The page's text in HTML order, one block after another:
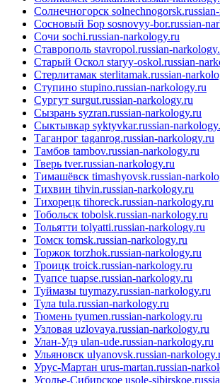
Солнечногорск
Сосновый Бор sosnovyy-bor.russian-
Сочи sochi.russian-narkology.ru
Ставрополь stavropol.russian-
Старый Оскол staryy-oskol.russian-
Стерлитамак sterlitamak.russian-
Ступино stupino.russian-narkology.ru
Сургут surgut.russian-narkology.ru
Сызрань syzran.russian-narkology.ru
Сыктывкар syktyvkar.russian-
Таганрог taganrog.russian-narkology.ru
Тамбов tambov.russian-narkology.ru
Тверь tver.russian-narkology.ru
Тимашёвск timashyovsk.russian-
Тихвин tihvin.russian-narkology.ru
Тихорецк tihoreck.russian-narkology.ru
Тобольск tobolsk.russian-narkology.ru
Тольятти tolyatti.russian-narkology.ru
Томск tomsk.russian-narkology.ru
Торжок torzhok.russian-narkology.ru
Троицк troick.russian-narkology.ru
Туапсе tuapse.russian-narkology.ru
Туймазы tuymazy.russian-narkology.ru
Тула tula.russian-narkology.ru
Тюмень tyumen.russian-narkology.ru
Узловая uzlovaya.russian-narkology.ru
Улан-Удэ ulan-ude.russian-narkology.ru
Ульяновск ulyanovsk.russian-
Урус-Мартан urus-martan.russian-
Усолье-Сибирское usole-